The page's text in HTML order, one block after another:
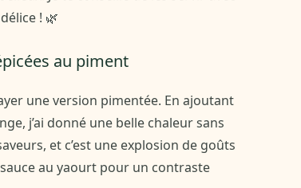
! 🌿
au piment
une version pimentée. En ajoutant
j’ai donné une belle chaleur sans
et c’est une explosion de goûts
au yaourt pour un contraste